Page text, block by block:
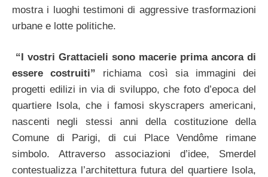
mostra i luoghi testimoni di aggressive trasformazioni
urbane e lotte politiche.
“I vostri Grattacieli sono macerie prima ancora di
essere costruiti” richiama così sia immagini dei
progetti edilizi in via di sviluppo, che foto d’epoca del
quartiere Isola, che i famosi skyscrapers americani,
nascenti negli stessi anni della costituzione della
Comune di Parigi, di cui Place Vendôme rimane
simbolo. Attraverso associazioni d’idee, Smerdel
contestualizza l’architettura futura del quartiere Isola,